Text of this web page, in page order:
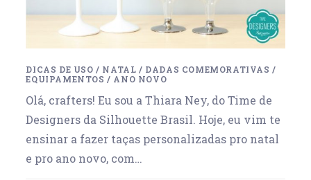
DICAS DE USO / NATAL / DADAS COMEMORATIVAS /
EQUIPAMENTOS / ANO NOVO
Olá, crafters! Eu sou a Thiara Ney, do Time de
Designers da Silhouette Brasil. Hoje, eu vim te
ensinar a fazer taças personalizadas pro natal
e pro ano novo, com…